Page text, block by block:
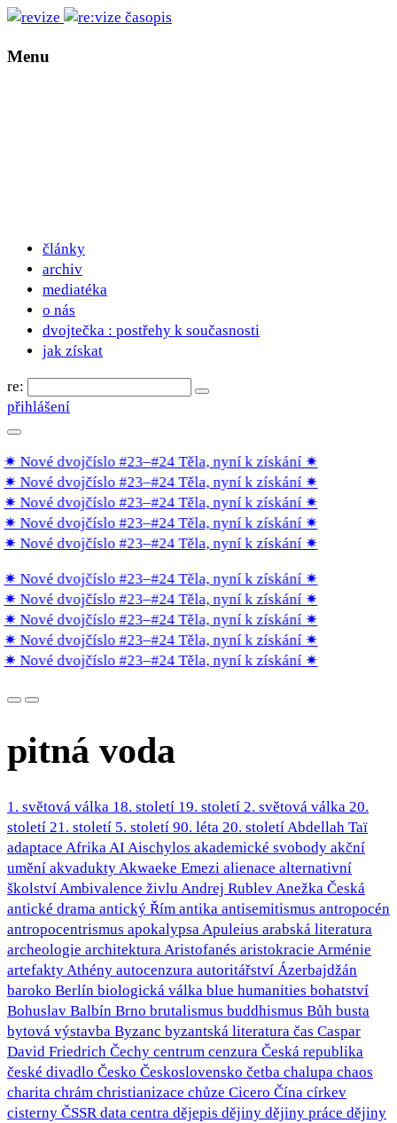
Menu
články
archiv
mediatéka
o nás
dvojtečka : postřehy k současnosti
jak získat
re:
přihlášení
✷ Nové dvojčíslo #23–#24 Těla, nyní k získání ✷
✷ Nové dvojčíslo #23–#24 Těla, nyní k získání ✷
✷ Nové dvojčíslo #23–#24 Těla, nyní k získání ✷
✷ Nové dvojčíslo #23–#24 Těla, nyní k získání ✷
✷ Nové dvojčíslo #23–#24 Těla, nyní k získání ✷
✷ Nové dvojčíslo #23–#24 Těla, nyní k získání ✷
✷ Nové dvojčíslo #23–#24 Těla, nyní k získání ✷
✷ Nové dvojčíslo #23–#24 Těla, nyní k získání ✷
✷ Nové dvojčíslo #23–#24 Těla, nyní k získání ✷
✷ Nové dvojčíslo #23–#24 Těla, nyní k získání ✷
pitná voda
1. světová válka 18. století 19. století 2. světová válka 20.
století 21. století 5. století 90. léta 20. stoletíAbdellah Taï
adaptace AfrikaAI Aischylos akademické svobody akční
umění akvaduktyAkwaeke Emezi alienace alternativní
školstvíAmbivalence živlu Andrej RublevAnežka Česká
antické drama antický Řím antika antisemitismus antropocén
antropocentrismus apokalypsaApuleius arabská literatura
archeologie architekturaAristofanés aristokracie Arménie
artefaktyAthény autocenzura autoritářství Ázerbajdžán
baroko Berlín biologická válka blue humanities bohatství
Bohuslav Balbín Brno brutalismus buddhismus Bůh busta
bytová výstavba Byzanc byzantská literatura čas Caspar
David Friedrich Čechy centrum cenzura Česká republika
české divadlo Česko Československo četba chalupa chaos
charita chrám christianizace chůze Cicero Čína církev
cisterny ČSSRdata centra dějepis dějiny dějiny práce dějiny